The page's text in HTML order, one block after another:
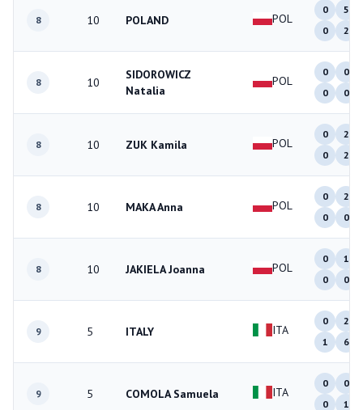
8 10 POLAND POL
0
5
0
2
8 10
SIDOROWICZ
Natalia
POL
0
0
0
0
8 10 ZUK Kamila POL
0
2
0
2
8 10 MAKA Anna POL
0
2
0
0
8 10 JAKIELA Joanna POL
0
1
0
0
9 5 ITALY ITA
0
2
1
6
9 5 COMOLA Samuela ITA
0
0
0
1